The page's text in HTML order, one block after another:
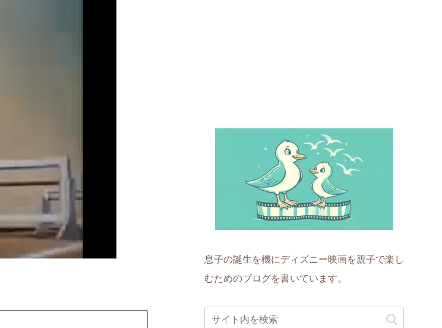
息子の誕生を機にディズニー映画を親子で楽し
むためのブログを書いています。